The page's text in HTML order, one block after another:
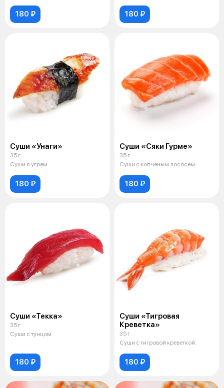
180 ₽ 180 ₽
Суши «Унаги»
35 г
Суши с угрем.
180 ₽
Суши «Сяки Гурме»
35 г
Суши с копченым лососем.
180 ₽
Суши «Текка»
35 г
Суши с тунцом.
180 ₽
Суши «Тигровая
Креветка»
35 г
Суши с тигровой креветкой.
180 ₽